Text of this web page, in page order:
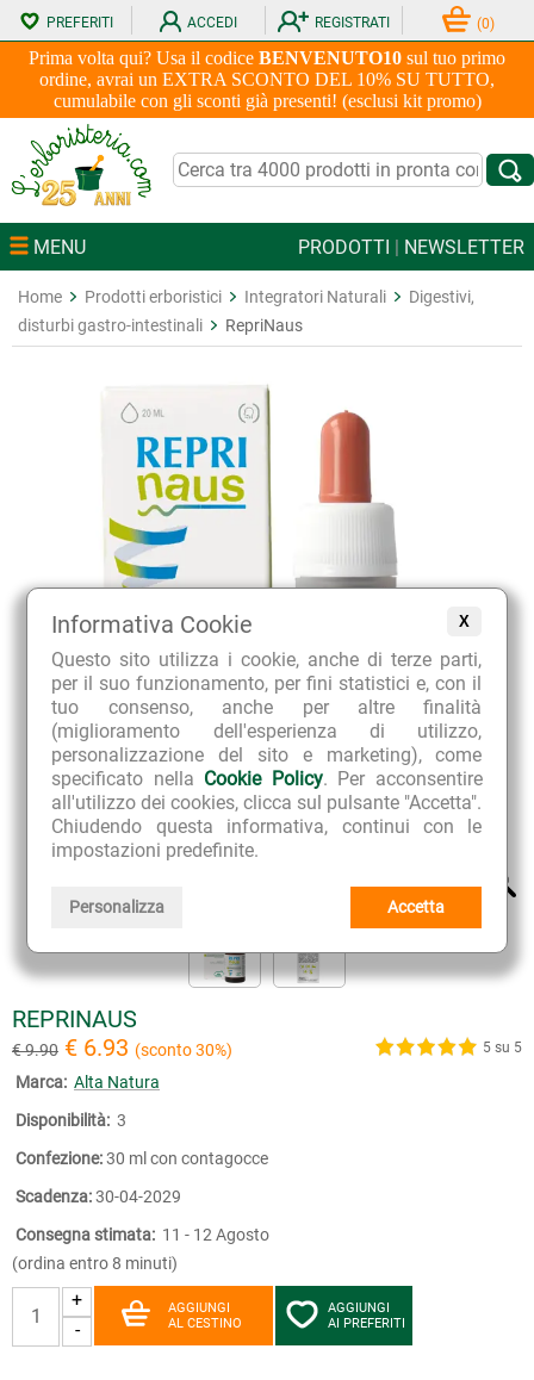
X
Informativa Cookie
Questo sito utilizza i cookie, anche di terze parti,
per il suo funzionamento, per fini statistici e, con il
tuo consenso, anche per altre finalità
(miglioramento dell'esperienza di utilizzo,
personalizzazione del sito e marketing), come
specificato nella Cookie Policy. Per acconsentire
all'utilizzo dei cookies, clicca sul pulsante "Accetta".
Chiudendo questa informativa, continui con le
impostazioni predefinite.
Personalizza Accetta
Prima volta qui? Usa il codice BENVENUTO10 sul tuo primo
ordine, avrai un EXTRA SCONTO DEL 10% SU TUTTO,
cumulabile con gli sconti già presenti! (esclusi kit promo)
PREFERITI ACCEDI REGISTRATI (0)
MENU PRODOTTI | NEWSLETTER
Home Prodotti erboristici Integratori Naturali
Digestivi,
disturbi gastro-intestinali
RepriNaus
REPRINAUS
€ 9.90 € 6.93 (sconto 30%) 5 su 5
Marca: Alta Natura
Disponibilità: 3
Confezione:30 ml con contagocce
Scadenza:30-04-2029
Consegna stimata: 11 - 12 Agosto
(ordina entro 8 minuti)
+
-
AGGIUNGI
AL CESTINO
AGGIUNGI
AI PREFERITI